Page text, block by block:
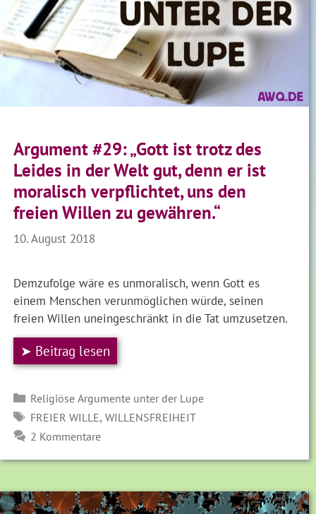
Argument #29: „Gott ist trotz des
Leides in der Welt gut, denn er ist
moralisch verpflichtet, uns den
freien Willen zu gewähren.“
10. August 2018
Demzufolge wäre es unmoralisch, wenn Gott es
einem Menschen verunmöglichen würde, seinen
freien Willen uneingeschränkt in die Tat umzusetzen.
➤ Beitrag lesen
Kategorien
Religiöse Argumente unter der Lupe
SCHLAGWÖRTER
FREIER WILLE, WILLENSFREIHEIT
2 Kommentare